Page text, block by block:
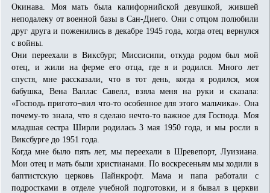
Окинава. Моя мать была калифорнийской девушкой, жившей
неподалеку от военной базы в Сан-Диего. Они с отцом полюбили
друг друга и поженились в декабре 1945 года, когда отец вернулся
с войны.
Они переехали в Виксбург, Миссисипи, откуда родом был мой
отец, и жили на ферме его отца, где я и родился. Много лет
спустя, мне рассказали, что в тот день, когда я родился, моя
бабушка, Вена Валлас Савелл, взяла меня на руки и сказала:
«Господь пригото¬вил что-то особенное для этого мальчика». Она
почему-то знала, что я сделаю нечто-то важное для Господа. Моя
младшая сестра Ширли родилась 3 мая 1950 года, и мы росли в
Виксбурге до 1951 года.
Когда мне было пять лет, мы переехали в Шревепорт, Луизиана.
Мои отец и мать были христианами. По воскресеньям мы ходили в
баптистскую церковь Пайнкрофт. Мама и папа работали с
подростками в отделе учебной подготовки, и я бывал в церкви